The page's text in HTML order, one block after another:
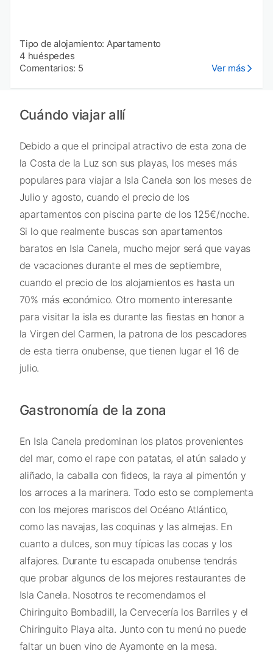
Tipo de alojamiento: Apartamento
4 huéspedes
Comentarios: 5
Ver más
Cuándo viajar allí
Debido a que el principal atractivo de esta zona de
la Costa de la Luz son sus playas, los meses más
populares para viajar a Isla Canela son los meses de
Julio y agosto, cuando el precio de los
apartamentos con piscina parte de los 125€/noche.
Si lo que realmente buscas son apartamentos
baratos en Isla Canela, mucho mejor será que vayas
de vacaciones durante el mes de septiembre,
cuando el precio de los alojamientos es hasta un
70% más económico. Otro momento interesante
para visitar la isla es durante las fiestas en honor a
la Virgen del Carmen, la patrona de los pescadores
de esta tierra onubense, que tienen lugar el 16 de
julio.
Gastronomía de la zona
En Isla Canela predominan los platos provenientes
del mar, como el rape con patatas, el atún salado y
aliñado, la caballa con fideos, la raya al pimentón y
los arroces a la marinera. Todo esto se complementa
con los mejores mariscos del Océano Atlántico,
como las navajas, las coquinas y las almejas. En
cuanto a dulces, son muy típicas las cocas y los
alfajores. Durante tu escapada onubense tendrás
que probar algunos de los mejores restaurantes de
Isla Canela. Nosotros te recomendamos el
Chiringuito Bombadill, la Cervecería los Barriles y el
Chiringuito Playa alta. Junto con tu menú no puede
faltar un buen vino de Ayamonte en la mesa.